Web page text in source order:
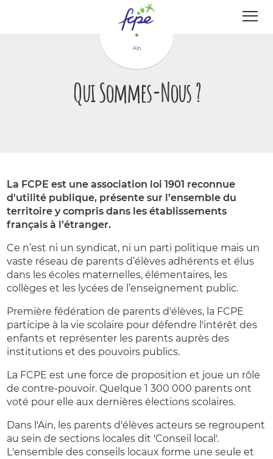
Ain
Qui Sommes-Nous ?
La FCPE est une association loi 1901 reconnue
d'utilité publique, présente sur l’ensemble du
territoire y compris dans les établissements
français à l’étranger.
Ce n’est ni un syndicat, ni un parti politique mais un
vaste réseau de parents d’élèves adhérents et élus
dans les écoles maternelles, élémentaires, les
collèges et les lycées de l’enseignement public.
Première fédération de parents d'élèves, la FCPE
participe à la vie scolaire pour défendre l'intérêt des
enfants et représenter les parents auprès des
institutions et des pouvoirs publics.
La FCPE est une force de proposition et joue un rôle
de contre-pouvoir. Quelque 1 300 000 parents ont
voté pour elle aux dernières élections scolaires.
Dans l'Ain, les parents d'élèves acteurs se regroupent
au sein de sections locales dit 'Conseil local'.
L'ensemble des conseils locaux forme une seule et
Panneau de gestion des cookies